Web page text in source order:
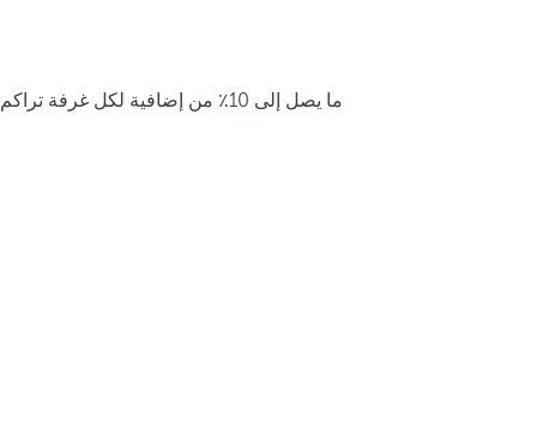
ما يصل إلى 10٪ من إضافية لكل غرفة تراكم